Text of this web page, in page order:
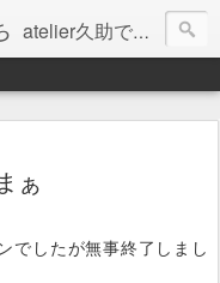
atelier久助では土と火から暖かなモノたちを生み出しています。 ご覧になられた方が和んで頂ければ幸いです。
ぁ
でしたが無事終了しまし